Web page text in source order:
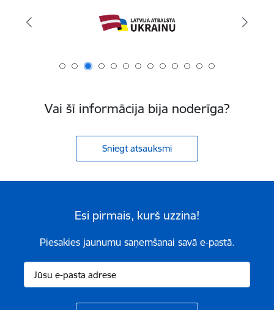
Vai šī informācija bija noderīga?
Sniegt atsauksmi
Esi pirmais, kurš uzzina!
Piesakies jaunumu saņemšanai savā e-pastā.